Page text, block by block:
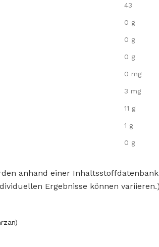
43
0 g
0 g
0 g
0 mg
3 mg
11 g
1 g
0 g
anhand einer
Ergebnisse können variieren.)